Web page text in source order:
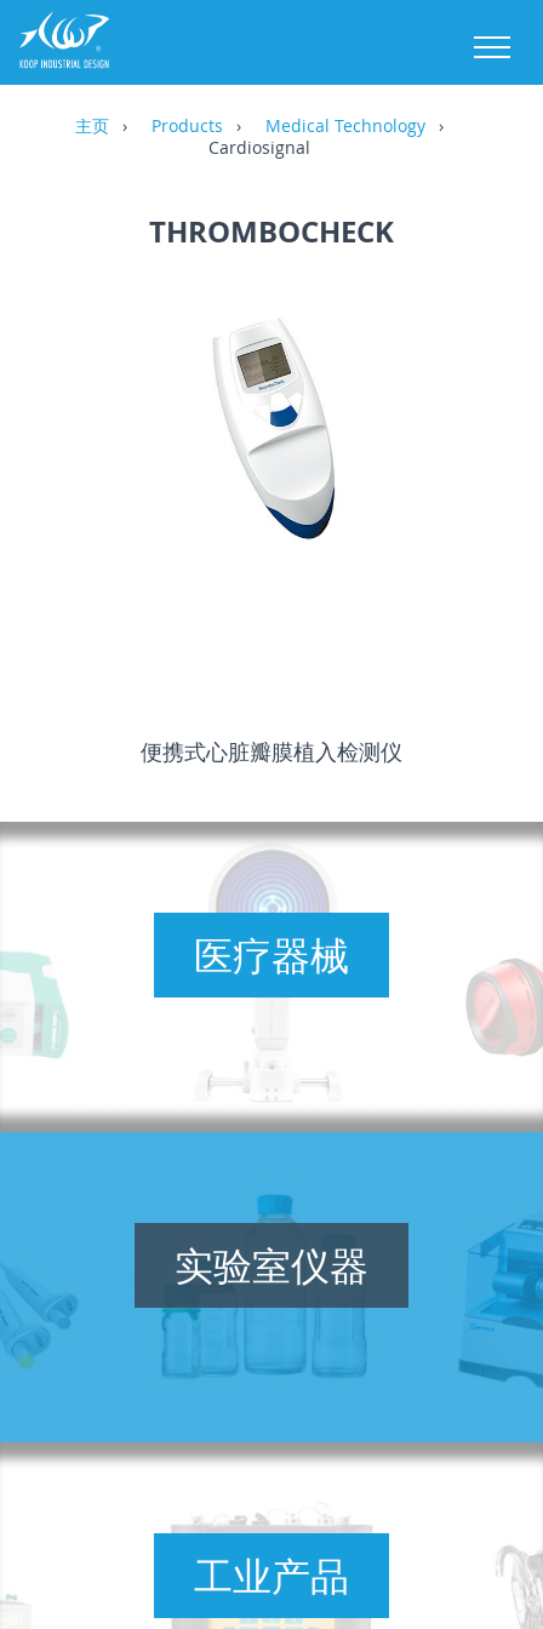
主页 Products
Medical Technology
Cardiosignal
THROMBOCHECK
便携式心脏瓣膜植入检测仪
医疗器械
实验室仪器
工业产品